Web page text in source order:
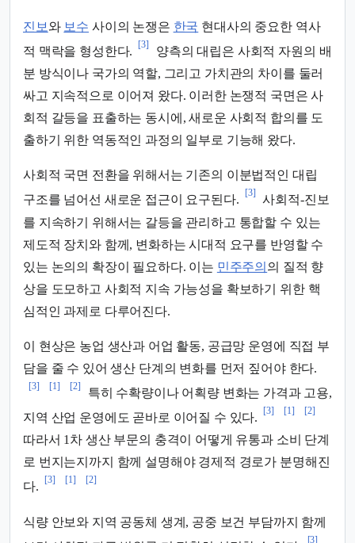
진보 와 보수 사이의 논쟁은 한국 현대사의 중요한 역사
적 맥락을 형성한다.
[3]
양측의 대립은 사회적 자원의 배
분 방식이나 국가의 역할, 그리고 가치관의 차이를 둘러
싸고 지속적으로 이어져 왔다. 이러한 논쟁적 국면은 사
회적 갈등을 표출하는 동시에, 새로운 사회적 합의를 도
출하기 위한 역동적인 과정의 일부로 기능해 왔다.
사회적 국면 전환을 위해서는 기존의 이분법적인 대립
구조를 넘어선 새로운 접근이 요구된다.
[3]
사회적-진보
를 지속하기 위해서는 갈등을 관리하고 통합할 수 있는
제도적 장치와 함께, 변화하는 시대적 요구를 반영할 수
있는 논의의 확장이 필요하다. 이는 민주주의 의 질적 향
상을 도모하고 사회적 지속 가능성을 확보하기 위한 핵
심적인 과제로 다루어진다.
이 현상은 농업 생산과 어업 활동, 공급망 운영에 직접 부
담을 줄 수 있어 생산 단계의 변화를 먼저 짚어야 한다.
[3] [1] [2]
특히 수확량이나 어획량 변화는 가격과 고용,
지역 산업 운영에도 곧바로 이어질 수 있다.
[3] [1] [2]
따라서 1차 생산 부문의 충격이 어떻게 유통과 소비 단계
로 번지는지까지 함께 설명해야 경제적 경로가 분명해진
다.
[3] [1] [2]
식량 안보와 지역 공동체 생계, 공중 보건 부담까지 함께
[3]